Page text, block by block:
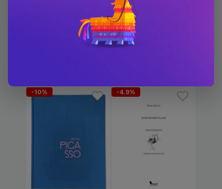
Carti scrise de Erwin
-10% -4.9%